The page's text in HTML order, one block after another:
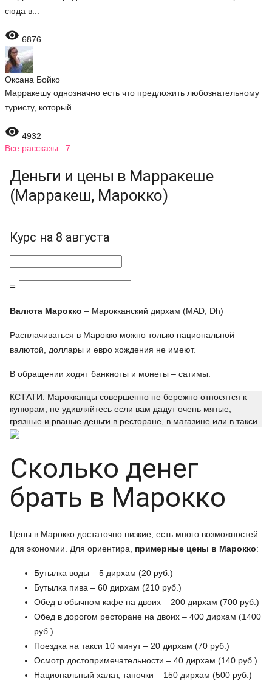
сюда в...
 6876
Оксана Бойко
Марракешу однозначно есть что предложить любознательному
туристу, который...
 4932
Все рассказы 7
Деньги и цены в Марракеше
(Марракеш, Марокко)
Курс на 8 августа
=
Валюта Марокко – Марокканский дирхам (MAD, Dh)
Расплачиваться в Марокко можно только национальной
валютой, доллары и евро хождения не имеют.
В обращении ходят банкноты и монеты – сатимы.
КСТАТИ. Марокканцы совершенно не бережно относятся к
купюрам, не удивляйтесь если вам дадут очень мятые,
грязные и рваные деньги в ресторане, в магазине или в такси.
Сколько денег
брать в Марокко
Цены в Марокко достаточно низкие, есть много возможностей
для экономии. Для ориентира, примерные цены в Марокко:
Бутылка воды – 5 дирхам (20 руб.)
Бутылка пива – 60 дирхам (210 руб.)
Обед в обычном кафе на двоих – 200 дирхам (700 руб.)
Обед в дорогом ресторане на двоих – 400 дирхам (1400
руб.)
Поездка на такси 10 минут – 20 дирхам (70 руб.)
Осмотр достопримечательности – 40 дирхам (140 руб.)
Национальный халат, тапочки – 150 дирхам (500 руб.)